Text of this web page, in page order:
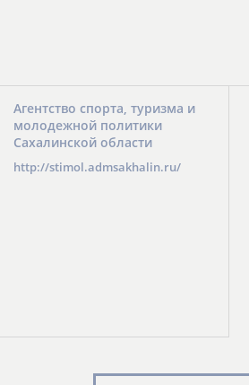
Агентство спорта, туризма и
молодежной политики
Сахалинской области
http://stimol.admsakhalin.ru/